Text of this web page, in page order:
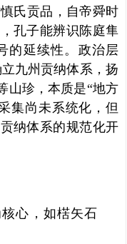
氏贡品，自帝舜时
孔子能辨识陈庭隼
的延续性。政治层
九州贡纳体系，扬
山珍，本质是“地方
集尚未系统化，但
纳体系的规范化开
核心，如楛矢石